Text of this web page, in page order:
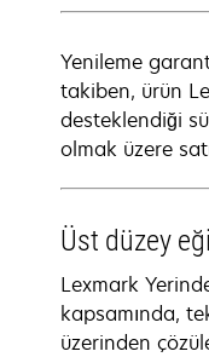
Yenileme
takiben, ürün
desteklendiği
olmak üzere
Üst düzey
Lexmark
kapsamında,
üzerinden